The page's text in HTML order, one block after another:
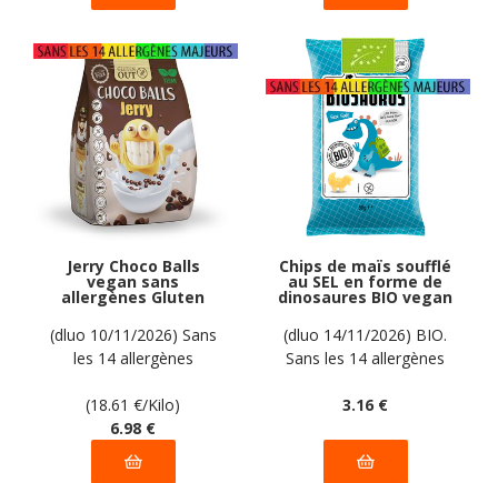
Jerry Choco Balls
vegan sans
allergènes Gluten
Out : 375 grammes
(dluo 10/11/2026) Sans
les 14 allergènes
(18.61 €/Kilo)
6.98 €
Chips de maïs soufflé
au SEL en forme de
dinosaures BIO vegan
sans allergènes
Biosaurus : 50
grammes
(dluo 14/11/2026) BIO.
Sans les 14 allergènes
3.16 €